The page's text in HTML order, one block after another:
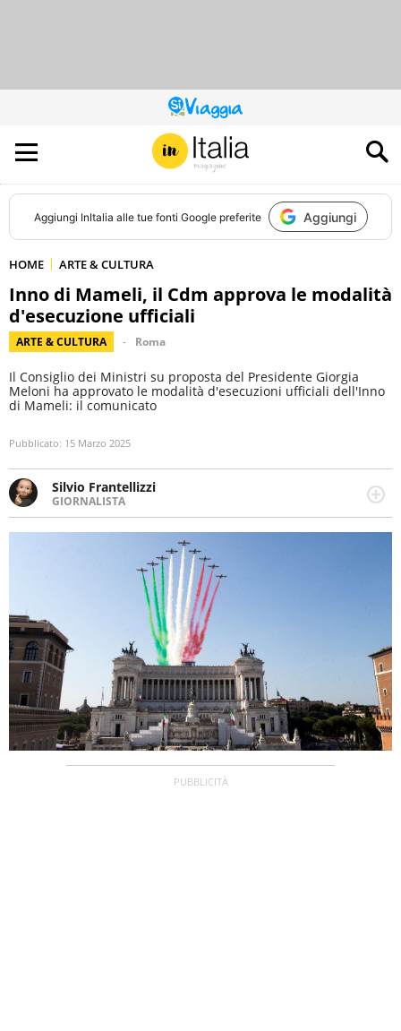
QUESTO
SITO
CONTRIBUISCE
ALL’AUDIENCE
DI
Aggiungi InItalia alle tue fonti Google preferite Aggiungi
HOME ARTE & CULTURA
Inno di Mameli, il Cdm approva le modalità
d'esecuzione ufficiali
ARTE & CULTURA Roma
Il Consiglio dei Ministri su proposta del Presidente Giorgia
Meloni ha approvato le modalità d'esecuzioni ufficiali dell'Inno
di Mameli: il comunicato
Pubblicato: 15 Marzo 2025
Silvio Frantellizzi
GIORNALISTA
Giornalista pubblicista. Da oltre dieci anni si occupa di
informazione sul web, scrivendo di sport, attualità,
cronaca, motori, spettacolo e videogame.